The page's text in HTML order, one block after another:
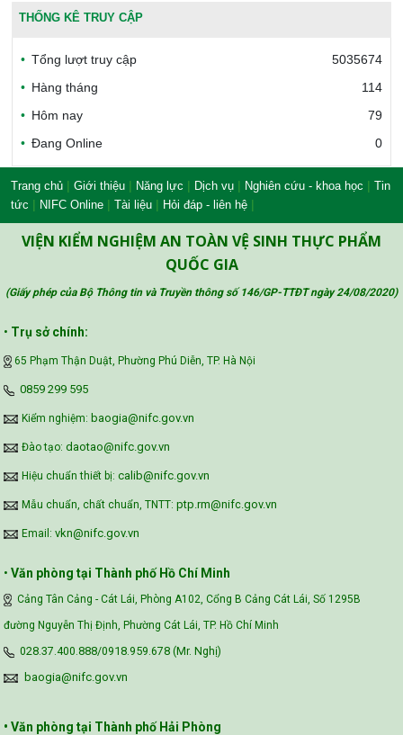
Văn phòng công nhận chất lượng
Công đoàn Y tế Việt Nam
Safe Food for Growth Project (SAFEGRO)
Vietnam Center for Food Safety Risk
THỐNG KÊ TRUY CẬP
Tổng lượt truy cập
5035674
Hàng tháng
114
Hôm nay
79
Đang Online
0
Trang chủ | Giới thiệu | Năng lực | Dịch vụ | Nghiên cứu - khoa học | Tin
tức | NIFC Online | Tài liệu | Hỏi đáp - liên hệ |
VIỆN KIỂM NGHIỆM AN TOÀN VỆ SINH THỰC PHẨM
QUỐC GIA
(Giấy phép của Bộ Thông tin và Truyền thông số 146/GP-TTĐT ngày 24/08/2020)
• Trụ sở chính:
65 Phạm Thận Duật, Phường Phú Diễn, TP. Hà Nội
‪0859 299 595‬
Kiểm nghiệm: baogia@nifc.gov.vn
Đào tạo: daotao@nifc.gov.vn
Hiệu chuẩn thiết bị: calib@nifc.gov.vn
Mẫu chuẩn, chất chuẩn, TNTT: ptp.rm@nifc.gov.vn
Email: vkn@nifc.gov.vn
• Văn phòng tại Thành phố Hồ Chí Minh
Cảng Tân Cảng - Cát Lái, Phòng A102, Cổng B Cảng Cát Lái, Số 1295B
đường Nguyễn Thị Định, Phường Cát Lái, TP. Hồ Chí Minh
028.37.400.888/0918.959.678 (Mr. Nghị)
baogia@nifc.gov.vn
• Văn phòng tại Thành phố Hải Phòng